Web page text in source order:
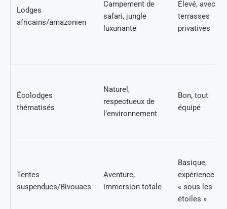
Lodges
africains/amazonien
Campement de
safari, jungle
luxuriante
Élevé, avec
terrasses
privatives
Écolodges
thématisés
Naturel,
respectueux de
l’environnement
Bon, tout
équipé
Tentes
suspendues/Bivouacs
Aventure,
immersion totale
Basique,
expérience
« sous les
étoiles »